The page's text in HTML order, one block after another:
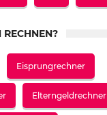
RECHNEN?
Eisprungrechner
Elterngeldrechner